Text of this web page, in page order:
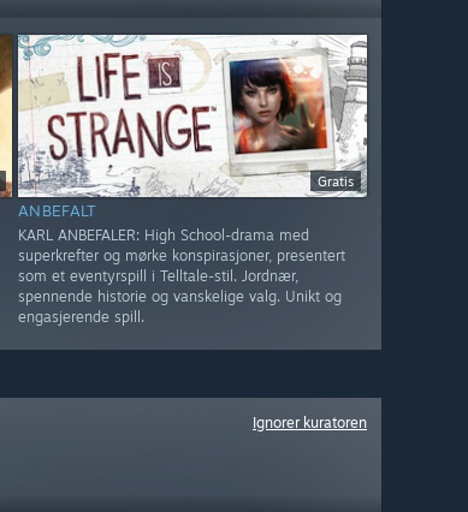
Gratis
ANBEFALT
KARL ANBEFALER: High School-drama med
superkrefter og mørke konspirasjoner, presentert
som et eventyrspill i Telltale-stil. Jordnær,
spennende historie og vanskelige valg. Unikt og
engasjerende spill.
Ignorer kuratoren